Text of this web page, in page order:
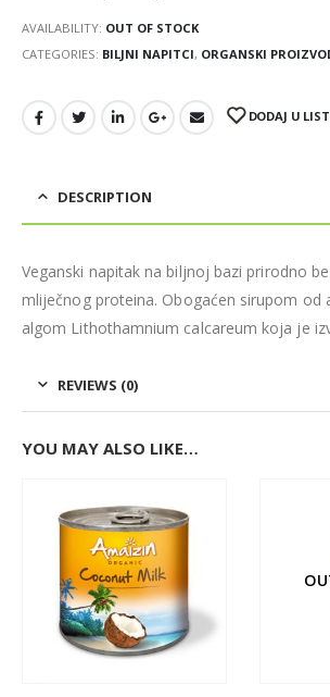
AVAILABILITY: OUT OF STOCK
CATEGORIES: BILJNI NAPITCI, ORGANSKI
DODAJ U
DESCRIPTION
Veganski napitak na biljnoj bazi prirodno
mliječnog proteina. Obogaćen sirupom od
algom Lithothamnium calcareum koja je
REVIEWS (0)
YOU MAY ALSO LIKE…